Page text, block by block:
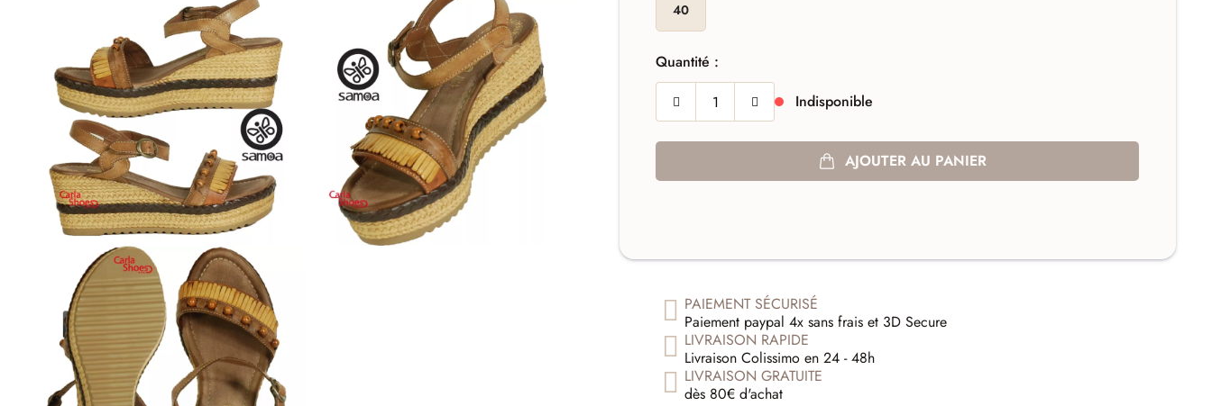
40
Quantité :
Indisponible
AJOUTER AU PANIER
PAIEMENT SÉCURISÉ
Paiement paypal 4x sans frais et 3D Secure
LIVRAISON RAPIDE
Livraison Colissimo en 24 - 48h
LIVRAISON GRATUITE
dès 80€ d'achat